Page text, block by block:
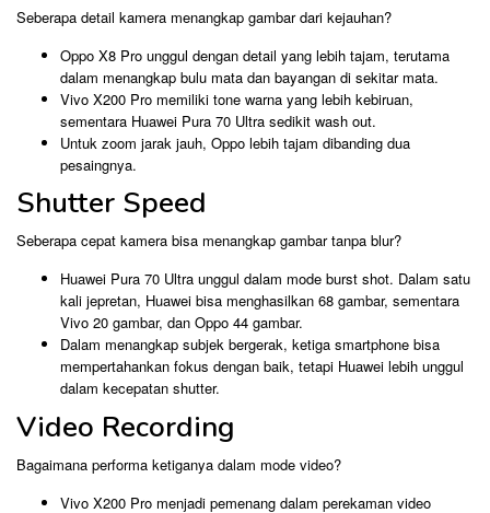
Seberapa detail kamera menangkap gambar dari kejauhan?
Oppo X8 Pro unggul dengan detail yang lebih tajam, terutama
dalam menangkap bulu mata dan bayangan di sekitar mata.
Vivo X200 Pro memiliki tone warna yang lebih kebiruan,
sementara Huawei Pura 70 Ultra sedikit wash out.
Untuk zoom jarak jauh, Oppo lebih tajam dibanding dua
pesaingnya.
Shutter Speed
Seberapa cepat kamera bisa menangkap gambar tanpa blur?
Huawei Pura 70 Ultra unggul dalam mode burst shot. Dalam satu
kali jepretan, Huawei bisa menghasilkan 68 gambar, sementara
Vivo 20 gambar, dan Oppo 44 gambar.
Dalam menangkap subjek bergerak, ketiga smartphone bisa
mempertahankan fokus dengan baik, tetapi Huawei lebih unggul
dalam kecepatan shutter.
Video Recording
Bagaimana performa ketiganya dalam mode video?
Vivo X200 Pro menjadi pemenang dalam perekaman video